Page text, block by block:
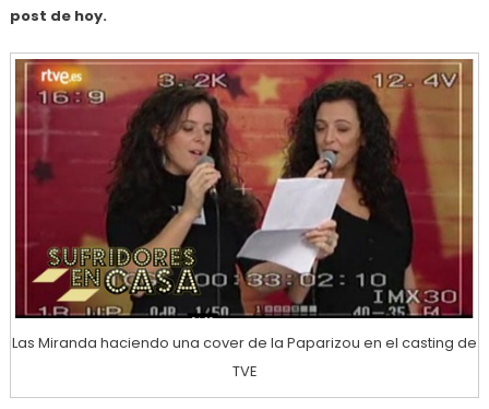
post de hoy.
Las Miranda haciendo una cover de la Paparizou en el casting de
TVE